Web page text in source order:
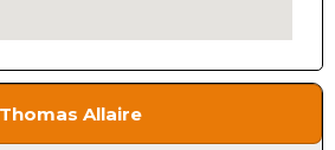
Thomas Allaire